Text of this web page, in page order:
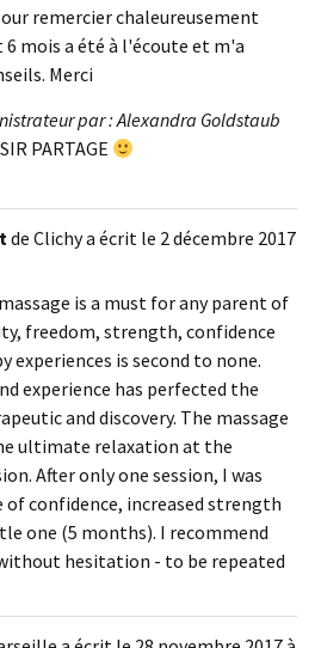
remercier chaleureusement
6 mois a été à l'écoute et m'a
Merci
par : Alexandra Goldstaub
PARTAGE
de Clichya écrit le 2 décembre 2017
is a must for any parent of
freedom, strength, confidence
experiences is second to none.
experience has perfected the
and discovery. The massage
ultimate relaxation at the
After only one session, I was
of confidence, increased strength
one (5 months). I recommend
hesitation - to be repeated